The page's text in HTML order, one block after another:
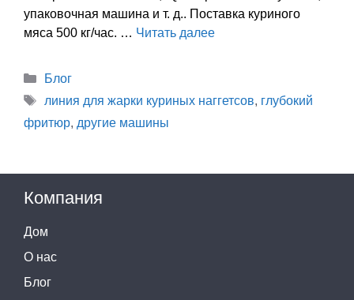
упаковочная машина и т. д.. Поставка куриного
мяса 500 кг/час. … Читать далее
Категории
Блог
Теги
линия для жарки куриных наггетсов, глубокий
фритюр, другие машины
Компания
Дом
О нас
Блог